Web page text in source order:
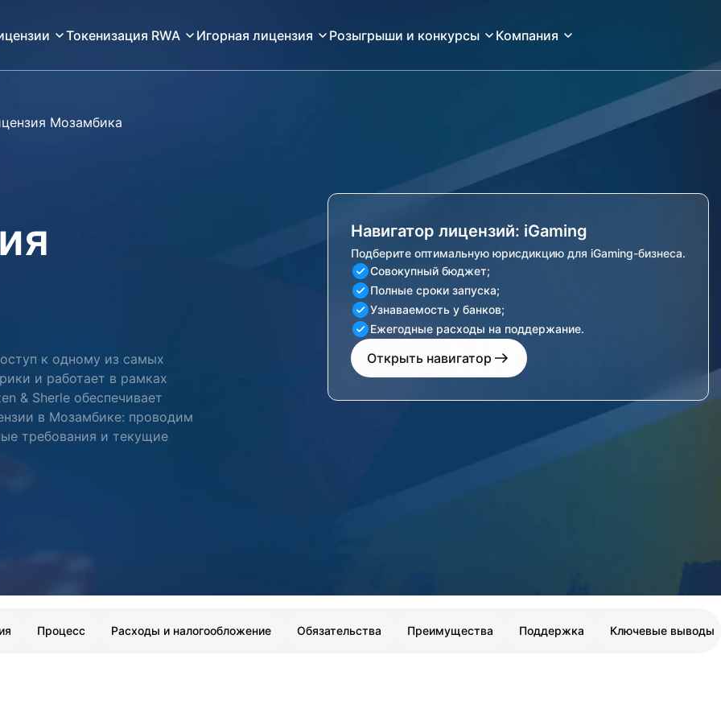
Токенизация RWA Игорная лицензия Розыгрыши и конкурсы Компания
Мозамбика
к одному из самых
и работает в рамках
& Sherle обеспечивает
в Мозамбике: проводим
требования и текущие
Навигатор лицензий: iGaming
Подберите оптимальную юрисдикцию для iGaming-бизнеса.
Совокупный бюджет;
Полные сроки запуска;
Узнаваемость у банков;
Ежегодные расходы на поддержание.
Открыть навигатор
Процесс Расходы и налогообложение Обязательства Преимущества Поддержка Ключевые выводы